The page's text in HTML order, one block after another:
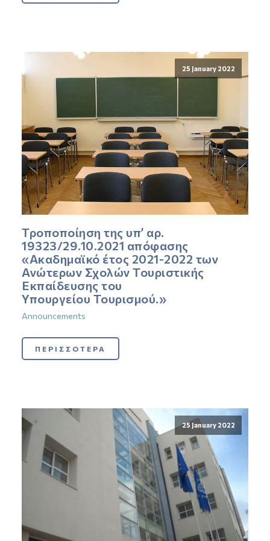
25 January 2022
Τροποποίηση της υπ’ αρ.
19323/29.10.2021 απόφασης
«Ακαδημαϊκό έτος 2021-2022 των
Ανώτερων Σχολών Τουριστικής
Εκπαίδευσης του
Υπουργείου Τουρισμού.»
Announcements
ΠΕΡΙΣΣΟΤΕΡΑ
25 January 2022